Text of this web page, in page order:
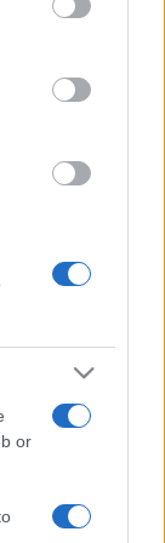
tags to
below Google
or
- a 2006-os
c.
Alaprajz és az
Attila
2000-ben
készítésében.
ahol film és
Samu
utca